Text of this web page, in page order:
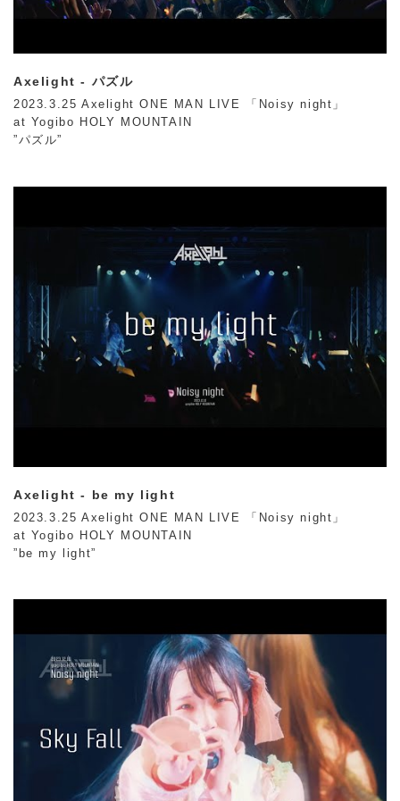
Axelight - パズル
2023.3.25 Axelight ONE MAN LIVE 「Noisy night」
at Yogibo HOLY MOUNTAIN
”パズル”
Axelight - be my light
2023.3.25 Axelight ONE MAN LIVE 「Noisy night」
at Yogibo HOLY MOUNTAIN
”be my light”